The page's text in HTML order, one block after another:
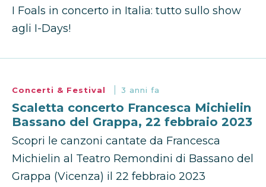
I Foals in concerto in Italia: tutto sullo show
agli I-Days!
Concerti & Festival 3 anni fa
Scaletta concerto Francesca Michielin
Bassano del Grappa, 22 febbraio 2023
Scopri le canzoni cantate da Francesca
Michielin al Teatro Remondini di Bassano del
Grappa (Vicenza) il 22 febbraio 2023